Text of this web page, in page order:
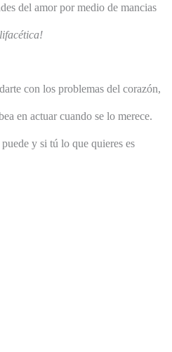
del amor por medio de mancias
con los problemas del corazón,
en actuar cuando se lo merece.
y si tú lo que quieres es